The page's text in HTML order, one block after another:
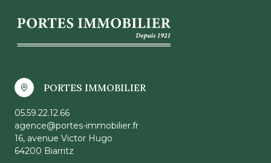
PORTES IMMOBILIER
05.59.22.12.66
agence@portes-immobilier.fr
16, avenue Victor Hugo
64200 Biarritz